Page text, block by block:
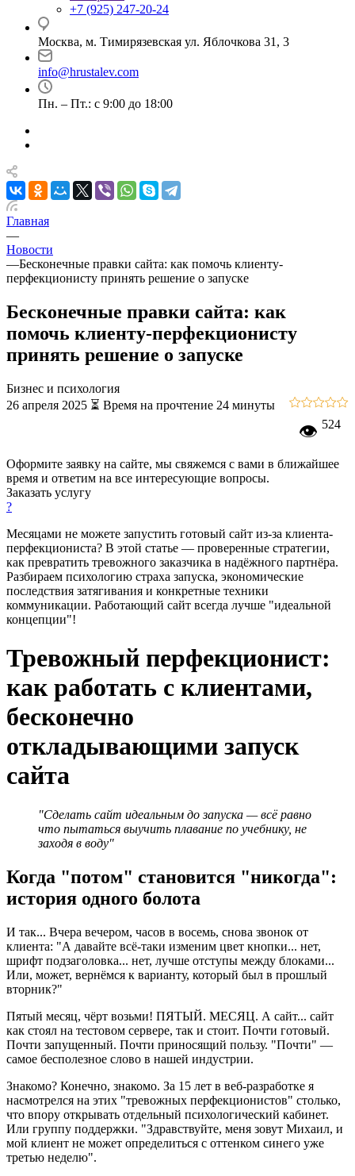
+7 (925) 247-20-24
Москва, м. Тимирязевская ул. Яблочкова 31, 3
info@hrustalev.com
Пн. – Пт.: с 9:00 до 18:00
Главная
—
Новости
—Бесконечные правки сайта: как помочь клиенту-
перфекционисту принять решение о запуске
Бесконечные правки сайта: как
помочь клиенту-перфекционисту
принять решение о запуске
Бизнес и психология
26 апреля 2025 ⏳ Время на прочтение 24 минуты
👁 524
Оформите заявку на сайте, мы свяжемся с вами в ближайшее
время и ответим на все интересующие вопросы.
Заказать услугу
?
Месяцами не можете запустить готовый сайт из-за клиента-
перфекциониста? В этой статье — проверенные стратегии,
как превратить тревожного заказчика в надёжного партнёра.
Разбираем психологию страха запуска, экономические
последствия затягивания и конкретные техники
коммуникации. Работающий сайт всегда лучше "идеальной
концепции"!
Тревожный перфекционист:
как работать с клиентами,
бесконечно
откладывающими запуск
сайта
"Сделать сайт идеальным до запуска — всё равно
что пытаться выучить плавание по учебнику, не
заходя в воду"
Когда "потом" становится "никогда":
история одного болота
И так... Вчера вечером, часов в восемь, снова звонок от
клиента: "А давайте всё-таки изменим цвет кнопки... нет,
шрифт подзаголовка... нет, лучше отступы между блоками...
Или, может, вернёмся к варианту, который был в прошлый
вторник?"
Пятый месяц, чёрт возьми! ПЯТЫЙ. МЕСЯЦ. А сайт... сайт
как стоял на тестовом сервере, так и стоит. Почти готовый.
Почти запущенный. Почти приносящий пользу. "Почти" —
самое бесполезное слово в нашей индустрии.
Знакомо? Конечно, знакомо. За 15 лет в веб-разработке я
насмотрелся на этих "тревожных перфекционистов" столько,
что впору открывать отдельный психологический кабинет.
Или группу поддержки. "Здравствуйте, меня зовут Михаил, и
мой клиент не может определиться с оттенком синего уже
третью неделю".